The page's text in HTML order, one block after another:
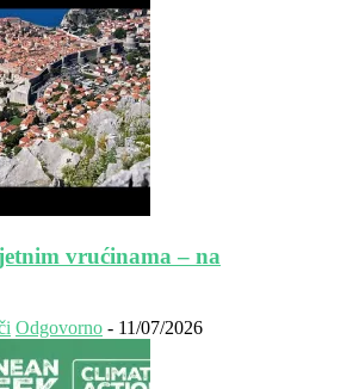
vrućinama – na
Odgovorno - 11/07/2026